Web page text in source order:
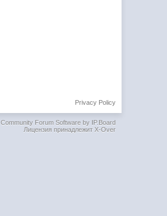
Privacy Policy
Community Forum Software by IP.Board
Лицензия принадлежит X-Over